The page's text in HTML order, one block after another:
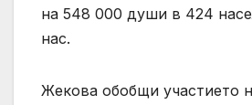
на 548 000 души в 424
нас.
Жекова обобщи участието